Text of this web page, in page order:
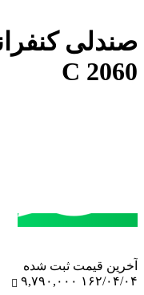
صندلی
C 2060
آخرین‌ قیمت ثبت‌ شده
۱۶۲/۰۴/۰۴ ۹,۷۹۰,۰۰۰